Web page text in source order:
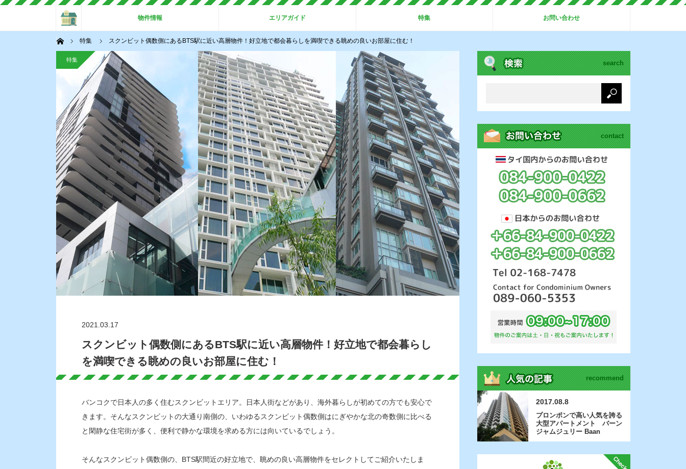
物件情報 エリアガイド 特集 お問い合わせ
ホーム 特集 スクンビット偶数側にあるBTS駅に近い高層物件！好立地で都会暮らしを満喫できる眺めの良いお部屋に住む！
特集
2021.03.17
スクンビット偶数側にあるBTS駅に近い高層物件！好立地で都会暮らし
を満喫できる眺めの良いお部屋に住む！
バンコクで日本人の多く住むスクンビットエリア。日本人街などがあり、海外暮らしが初めての方でも安心で
きます。そんなスクンビットの大通り南側の、いわゆるスクンビット偶数側はにぎやかな北の奇数側に比べる
と閑静な住宅街が多く、便利で静かな環境を求める方には向いているでしょう。
そんなスクンビット偶数側の、BTS駅間近の好立地で、眺めの良い高層物件をセレクトしてご紹介いたしま
search
contact
recommend
2017.08.8
プロンポンで高い人気を誇る
大型アパートメント バーン
ジャムジュリー Baan
Jamjuree